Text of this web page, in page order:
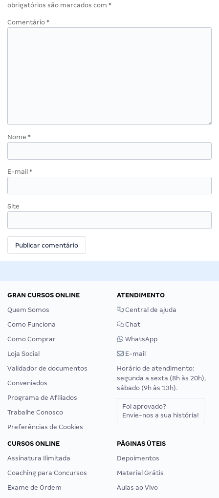
obrigatórios são marcados com *
Comentário *
Nome *
E-mail *
Site
GRAN CURSOS ONLINE
Quem Somos
Como Funciona
Como Comprar
Loja Social
Validador de documentos
Conveniados
Programa de Afiliados
Trabalhe Conosco
Preferências de Cookies
ATENDIMENTO
Central de ajuda
Chat
WhatsApp
E-mail
Horário de atendimento:
segunda a sexta (8h às 20h),
sábado (9h às 13h).
Foi aprovado?
Envie-nos a sua história!
CURSOS ONLINE
Assinatura Ilimitada
Coaching para Concursos
Exame de Ordem
PÁGINAS ÚTEIS
Depoimentos
Material Grátis
Aulas ao Vivo